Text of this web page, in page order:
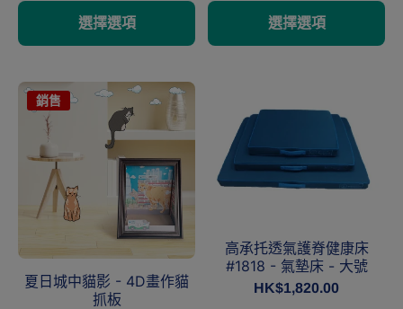
選擇選項 選擇選項
銷售
夏日城中貓影 - 4D畫作貓
抓板
高承托透氣護脊健康床
#1818 - 氣墊床 - 大號
HK$1,820.00